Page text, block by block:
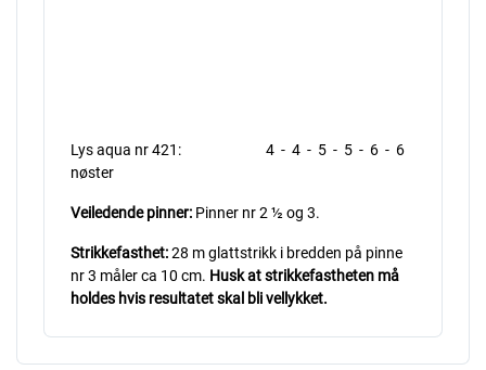
Lys aqua nr 421: 4 - 4 - 5 - 5 - 6 - 6
nøster
Veiledende pinner: Pinner nr 2 ½ og 3.
Strikkefasthet:28 m glattstrikk i bredden på pinne
nr 3 måler ca 10 cm. Husk at strikkefastheten må
holdes hvis resultatet skal bli vellykket.